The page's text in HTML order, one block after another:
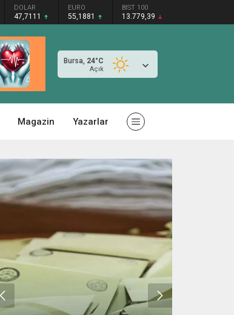
DOLAR
47,7111
EURO
55,1881
BIST 100
13.779,39
Bursa, 24°C
Açık
Magazin Yazarlar